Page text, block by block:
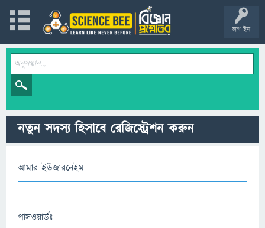
লগ ইন
নতুন সদস্য হিসাবে রেজিস্ট্রেশন করুন
আমার ইউজারনেইম
পাসওয়ার্ডঃ